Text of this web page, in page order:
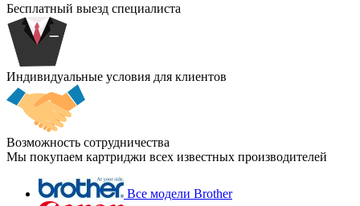
Бесплатный выезд специалиста
Индивидуальные условия для клиентов
Возможность сотрудничества
Мы покупаем картриджи всех известных производителей
Все модели Brother